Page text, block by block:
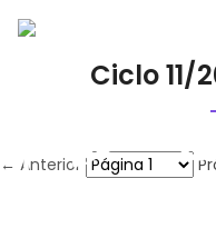
Ciclo 11/
← Anterior